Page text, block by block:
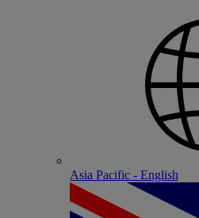
Asia Pacific - English